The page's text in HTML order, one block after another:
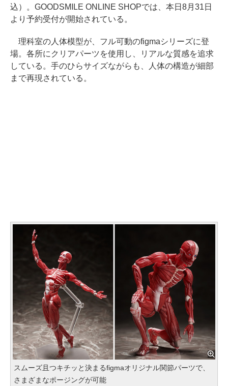
込）。GOODSMILE ONLINE SHOPでは、本日8月31日
より予約受付が開始されている。
理科室の人体模型が、フル可動のfigmaシリーズに登
場。各所にクリアパーツを使用し、リアルな質感を追求
している。手のひらサイズながらも、人体の構造が細部
まで再現されている。
スムーズ且つキチッと決まるfigmaオリジナル関節パーツで、
さまざまなポージングが可能